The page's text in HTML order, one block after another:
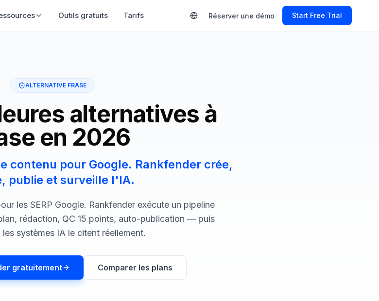
Outils gratuits Tarifs Réserver une démo Start Free Trial
ALTERNATIVE FRASE
alternatives à
en 2026
contenu pour Google. Rankfender crée,
publie et surveille l'IA.
les SERP Google. Rankfender exécute un pipeline
rédaction, QC 15 points, auto-publication — puis
les systèmes IA le citent réellement.
gratuitement Comparer les plans